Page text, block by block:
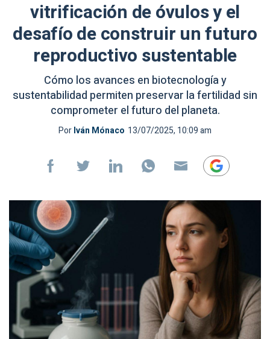
vitrificación de óvulos y el
desafío de construir un futuro
reproductivo sustentable
Cómo los avances en biotecnología y
sustentabilidad permiten preservar la fertilidad sin
comprometer el futuro del planeta.
PorIván Mónaco 13/07/2025, 10:09 am